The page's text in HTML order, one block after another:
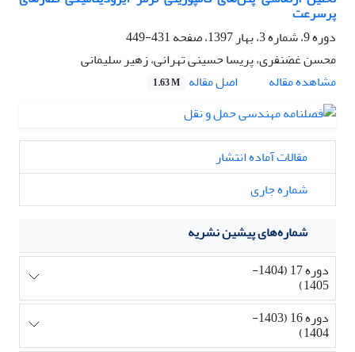
پر‌سرعت
دوره 9، شماره 3، بهار 1397، صفحه
431-449
محسن غضنفری، پریسا حسینی تهرانی، زهیر سلیمانی
مشاهده مقاله
اصل مقاله 1.63 M
مقالات آماده انتشار
شماره جاری
شماره‌های پیشین نشریه
دوره 17 (1404-
1405)
دوره 16 (1403-
1404)